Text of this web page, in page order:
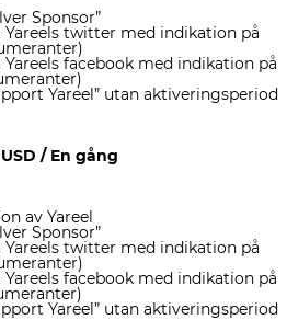
Sponsor”
twitter med indikation på
facebook med indikation på
Yareel” utan aktiveringsperiod
/ En gång
av Yareel
Sponsor”
twitter med indikation på
facebook med indikation på
Yareel” utan aktiveringsperiod